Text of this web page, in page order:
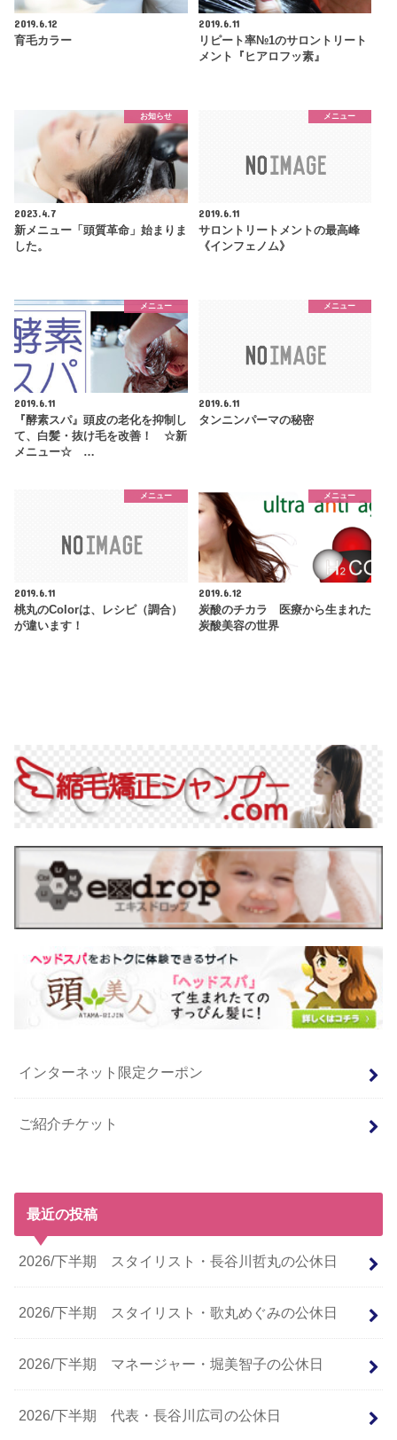
2019.6.12
育毛カラー
2019.6.11
リピート率№1のサロントリート
メント『ヒアロフッ素』
お知らせ
2023.4.7
新メニュー「頭質革命」始まりま
した。
メニュー
2019.6.11
サロントリートメントの最高峰
《インフェノム》
メニュー
2019.6.11
『酵素スパ』頭皮の老化を抑制し
て、白髪・抜け毛を改善！ ☆新
メニュー☆ …
メニュー
2019.6.11
タンニンパーマの秘密
メニュー
2019.6.11
桃丸のColorは、レシピ（調合）
が違います！
メニュー
2019.6.12
炭酸のチカラ 医療から生まれた
炭酸美容の世界
インターネット限定クーポン
ご紹介チケット
最近の投稿
2026/下半期 スタイリスト・長谷川哲丸の公休日
2026/下半期 スタイリスト・歌丸めぐみの公休日
2026/下半期 マネージャー・堀美智子の公休日
2026/下半期 代表・長谷川広司の公休日